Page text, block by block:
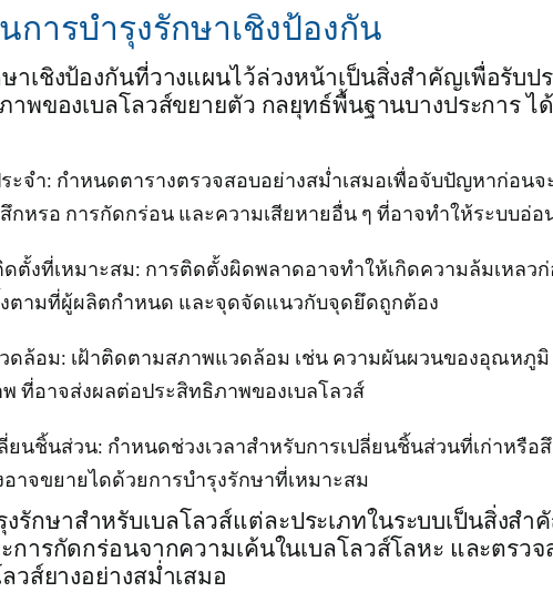
ารบำรุงรักษาเชิงป้องกัน
าเชิงป้องกันที่วางแผนไว้ล่วงหน้าเป็นสิ่งสำคัญเพื่อรับป
พของเบลโลวส์ขยายตัว กลยุทธ์พื้นฐานบางประการ ไ
ะจำ: กำหนดตารางตรวจสอบอย่างสม่ำเสมอเพื่อจับปัญหาก่อน
สึกหรอ การกัดกร่อน และความเสียหายอื่น ๆ ที่อาจทำให้ระบบอ่อ
ตั้งที่เหมาะสม: การติดตั้งผิดพลาดอาจทำให้เกิดความล้มเหลว
ตามที่ผู้ผลิตกำหนด และจุดจัดแนวกับจุดยึดถูกต้อง
ดล้อม: เฝ้าติดตามสภาพแวดล้อม เช่น ความผันผวนของอุณหภูมิ
ที่อาจส่งผลต่อประสิทธิภาพของเบลโลวส์
ยนชิ้นส่วน: กำหนดช่วงเวลาสำหรับการเปลี่ยนชิ้นส่วนที่เก่าหรื
าจขยายไดด้วยการบำรุงรักษาที่เหมาะสม
รักษาสำหรับเบลโลวส์แต่ละประเภทในระบบเป็นสิ่งสำ
การกัดกร่อนจากความเค้นในเบลโลวส์โลหะ และตรว
วส์ยางอย่างสม่ำเสมอ